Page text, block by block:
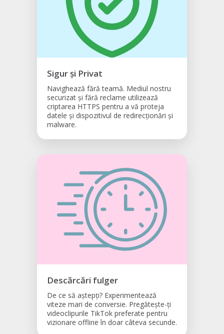
Sigur și Privat
Navighează fără teamă. Mediul nostru
securizat și fără reclame utilizează
criptarea HTTPS pentru a vă proteja
datele și dispozitivul de redirecționări și
malware.
Descărcări fulger
De ce să aștepți? Experimentează
viteze mari de conversie. Pregătește-ți
videoclipurile TikTok preferate pentru
vizionare offline în doar câteva secunde.